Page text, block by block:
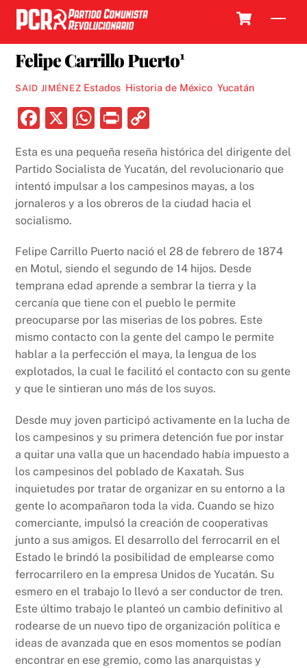
Skip
content
Felipe Carrillo Puerto¹
SAID JIMÉNEZ Estados Historia de México ,Yucatán
F
c
e
b
o
o
k
X
W
at
s
A
p
P
nt p
y
Li
k
Esta es una pequeña reseña histórica del dirigente del
Partido Socialista de Yucatán, del revolucionario que
intentó impulsar a los campesinos mayas, a los
jornaleros y a los obreros de la ciudad hacia el
socialismo.
Felipe Carrillo Puerto nació el 28 de febrero de 1874
en Motul, siendo el segundo de 14 hijos. Desde
temprana edad aprende a sembrar la tierra y la
cercanía que tiene con el pueblo le permite
preocuparse por las miserias de los pobres. Este
mismo contacto con la gente del campo le permite
hablar a la perfección el maya, la lengua de los
explotados, la cual le facilitó el contacto con su gente
y que le sintieran uno más de los suyos.
Desde muy joven participó activamente en la lucha de
los campesinos y su primera detención fue por instar
a quitar una valla que un hacendado había impuesto a
los campesinos del poblado de Kaxatah. Sus
inquietudes por tratar de organizar en su entorno a la
gente lo acompañaron toda la vida. Cuando se hizo
comerciante, impulsó la creación de cooperativas
junto a sus amigos. El desarrollo del ferrocarril en el
Estado le brindó la posibilidad de emplearse como
ferrocarrilero en la empresa Unidos de Yucatán. Su
esmero en el trabajo lo llevó a ser conductor de tren.
Este último trabajo le planteó un cambio definitivo al
rodearse de un nuevo tipo de organización política e
ideas de avanzada que en esos momentos se podían
encontrar en ese gremio, como las anarquistas y